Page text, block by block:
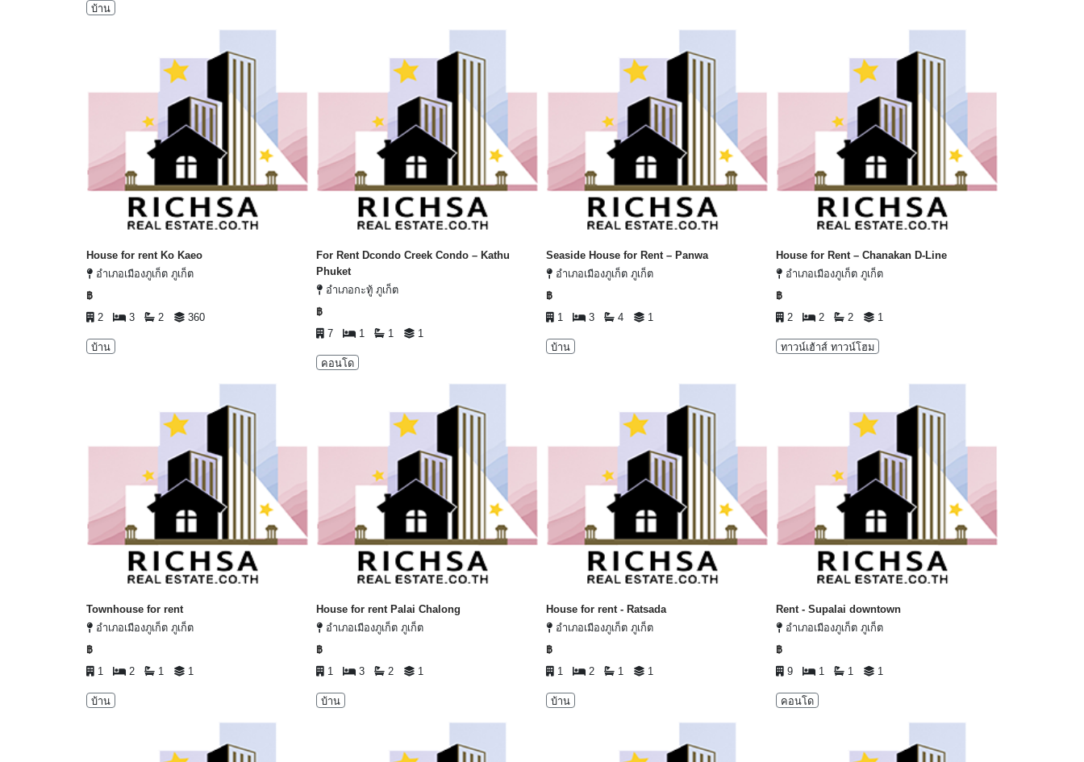
บ้าน
House for rent Ko Kaeo
อำเภอเมืองภูเก็ต ภูเก็ต
฿
2
3 2 360
บ้าน
For Rent Dcondo Creek Condo – Kathu
Phuket
อำเภอกะทู้ ภูเก็ต
฿
7
1 1 1
คอนโด
Seaside House for Rent – Panwa
อำเภอเมืองภูเก็ต ภูเก็ต
฿
1
3 4 1
บ้าน
House for Rent – Chanakan D-Line
อำเภอเมืองภูเก็ต ภูเก็ต
฿
2
2 2 1
ทาวน์เฮ้าส์ ทาวน์โฮม
Townhouse for rent
อำเภอเมืองภูเก็ต ภูเก็ต
฿
1
2 1 1
บ้าน
House for rent Palai Chalong
อำเภอเมืองภูเก็ต ภูเก็ต
฿
1
3 2 1
บ้าน
House for rent - Ratsada
อำเภอเมืองภูเก็ต ภูเก็ต
฿
1
2 1 1
บ้าน
Rent - Supalai downtown
อำเภอเมืองภูเก็ต ภูเก็ต
฿
9
1 1 1
คอนโด